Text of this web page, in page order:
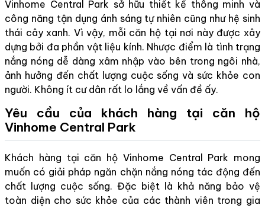
Vinhome Central Park sở hữu thiết kế thông minh và
công năng tận dụng ánh sáng tự nhiên cũng như hệ sinh
thái cây xanh. Vì vậy, mỗi căn hộ tại nơi này được xây
dựng bởi đa phần vật liệu kính. Nhược điểm là tình trạng
nắng nóng dễ dàng xâm nhập vào bên trong ngôi nhà,
ảnh hưởng đến chất lượng cuộc sống và sức khỏe con
người. Không ít cư dân rất lo lắng về vấn đề ấy.
Yêu cầu của khách hàng tại căn hộ
Vinhome Central Park
Khách hàng tại căn hộ Vinhome Central Park mong
muốn có giải pháp ngăn chặn nắng nóng tác động đến
chất lượng cuộc sống. Đặc biệt là khả năng bảo vệ
toàn diện cho sức khỏe của các thành viên trong gia